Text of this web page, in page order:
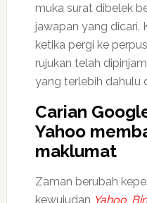
muka surat dibelek
jawapan yang dicari.
ketika pergi ke
rujukan telah
yang terlebih dahulu
Carian
Yahoo
maklumat
Zaman berubah
kewujudan Yahoo,